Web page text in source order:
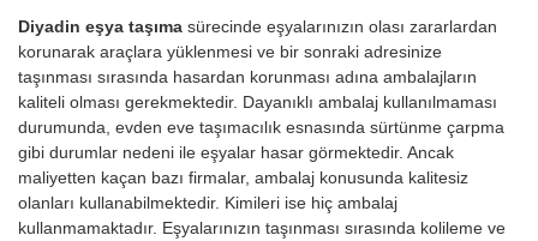
Diyadin eşya taşıma sürecinde eşyalarınızın olası zararlardan
korunarak araçlara yüklenmesi ve bir sonraki adresinize
taşınması sırasında hasardan korunması adına ambalajların
kaliteli olması gerekmektedir. Dayanıklı ambalaj kullanılmaması
durumunda, evden eve taşımacılık esnasında sürtünme çarpma
gibi durumlar nedeni ile eşyalar hasar görmektedir. Ancak
maliyetten kaçan bazı firmalar, ambalaj konusunda kalitesiz
olanları kullanabilmektedir. Kimileri ise hiç ambalaj
kullanmamaktadır. Eşyalarınızın taşınması sırasında kolileme ve